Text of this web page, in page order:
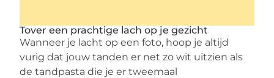
Tover een prachtige lach op je gezicht
Wanneer je lacht op een foto, hoop je altijd
vurig dat jouw tanden er net zo wit uitzien als
de tandpasta die je er tweemaal